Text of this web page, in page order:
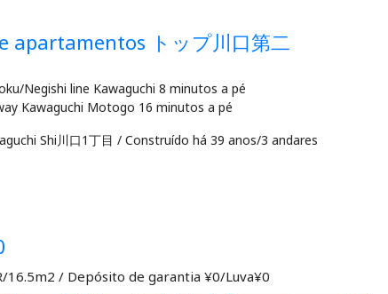
apartamentos トップ川口第二
Negishi line Kawaguchi 8 minutos a pé
Shi川口1丁目 / Construído há 39 anos/3 andares
16.5m2 / Depósito de garantia ¥0/Luva¥0